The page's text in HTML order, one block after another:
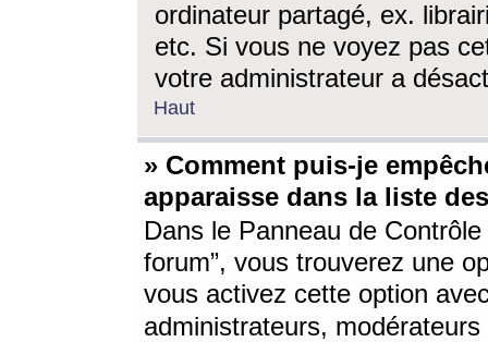
ordinateur partagé, ex.
etc. Si vous ne voyez pas
votre administrateur a
Haut
» Comment puis-je
apparaisse dans la liste
Dans le Panneau de
forum”, vous trouverez une
vous activez cette option
administrateurs,